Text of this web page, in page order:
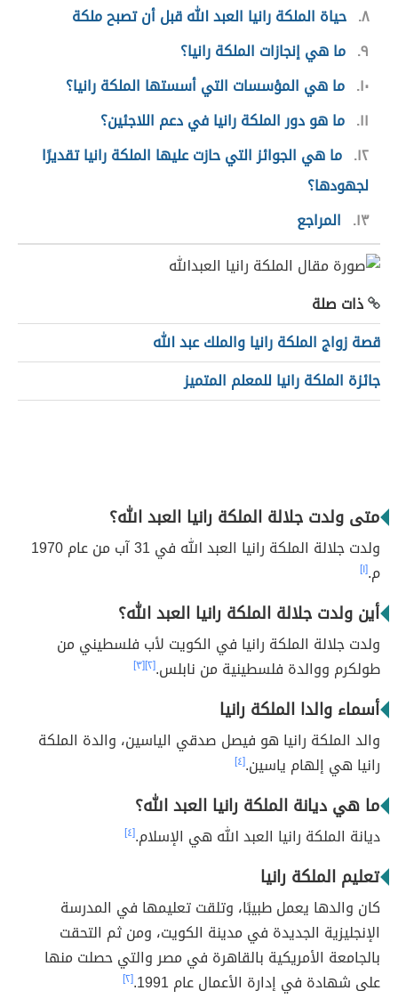
٨ حياة الملكة رانيا العبد الله قبل أن تصبح ملكة
٩ ما هي إنجازات الملكة رانيا؟
١٠ ما هي المؤسسات التي أسستها الملكة رانيا؟
١١ ما هو دور الملكة رانيا في دعم اللاجئين؟
١٢ ما هي الجوائز التي حازت عليها الملكة رانيا تقديرًا
لجهودها؟
١٣
المراجع
ذات صلة
قصة زواج الملكة رانيا والملك عبد الله
جائزة الملكة رانيا للمعلم المتميز
متى ولدت جلالة الملكة رانيا العبد الله؟
ولدت جلالة الملكة رانيا العبد الله في 31 آب من عام 1970
م.[١]
أين ولدت جلالة الملكة رانيا العبد الله؟
ولدت جلالة الملكة رانيا في الكويت لأب فلسطيني من
طولكرم ووالدة فلسطينية من نابلس.[٢] [٣]
أسماء والدا الملكة رانيا
والد الملكة رانيا هو فيصل صدقي الياسين، والدة الملكة
رانيا هي إلهام ياسين.[٤]
ما هي ديانة الملكة رانيا العبد الله؟
ديانة الملكة رانيا العبد الله هي الإسلام.[٤]
تعليم الملكة رانيا
كان والدها يعمل طبيبًا، وتلقت تعليمها في المدرسة
الإنجليزية الجديدة في مدينة الكويت، ومن ثم التحقت
بالجامعة الأمريكية بالقاهرة في مصر والتي حصلت منها
على شهادة في إدارة الأعمال عام 1991.
[٢]